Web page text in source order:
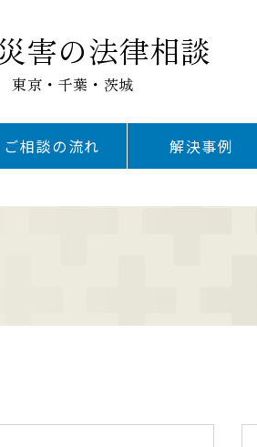
害の法律相談
東京・千葉・茨城
ご相談の流れ 解決事例